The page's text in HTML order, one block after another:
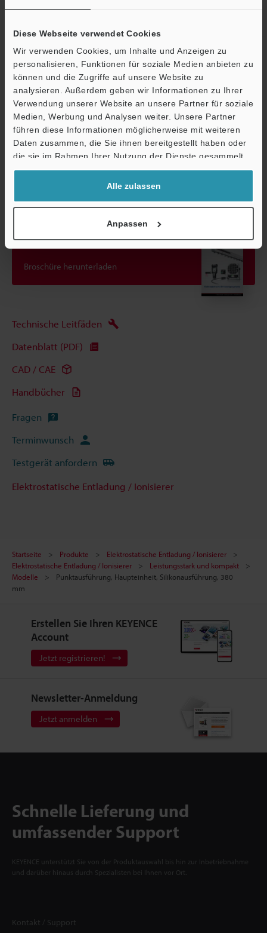
Diese Webseite verwendet Cookies
Wir verwenden Cookies, um Inhalte und Anzeigen zu
personalisieren, Funktionen für soziale Medien anbieten zu
können und die Zugriffe auf unsere Website zu
analysieren. Außerdem geben wir Informationen zu Ihrer
Verwendung unserer Website an unsere Partner für soziale
Medien, Werbung und Analysen weiter. Unsere Partner
führen diese Informationen möglicherweise mit weiteren
Daten zusammen, die Sie ihnen bereitgestellt haben oder
die sie im Rahmen Ihrer Nutzung der Dienste gesammelt
haben.
Alle zulassen
Anpassen
Gemessen unter den folgenden Bedingungen
Druckluftspülung: Keine
Abwärtsströmung: 0,3 m/s
Montageabstand: 50 mm (50 Hz), 600 mm (8 Hz), 1500 mm (1 Hz)
Datenblatt (PDF)
Broschüre herunterladen
Technische Leitfäden
Datenblatt (PDF)
CAD / CAE
Handbücher
Fragen
Terminwunsch
Testgerät anfordern
Elektrostatische Entladung / Ionisierer
Startseite Produkte
Elektrostatische Entladung / Ionisierer
Elektrostatische Entladung / Ionisierer
Leistungsstark und kompakt
Modelle
Punktausführung, Haupteinheit, Silikonausführung, 380
mm
Erstellen Sie Ihren KEYENCE
Account
Jetzt registrieren!
Newsletter-Anmeldung
Jetzt anmelden
Schnelle Lieferung und
umfassender Support
KEYENCE unterstützt Sie von der Produktauswahl bis hin zur Inbetriebnahme
und darüber hinaus durch Spezialisten bei Ihnen vor Ort.
Kontakt / Support
Support